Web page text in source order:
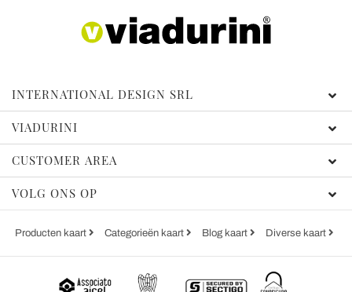
INTERNATIONAL DESIGN SRL
VIADURINI
CUSTOMER AREA
VOLG ONS OP
Producten kaart Categorieën kaart Blog kaart Diverse kaart